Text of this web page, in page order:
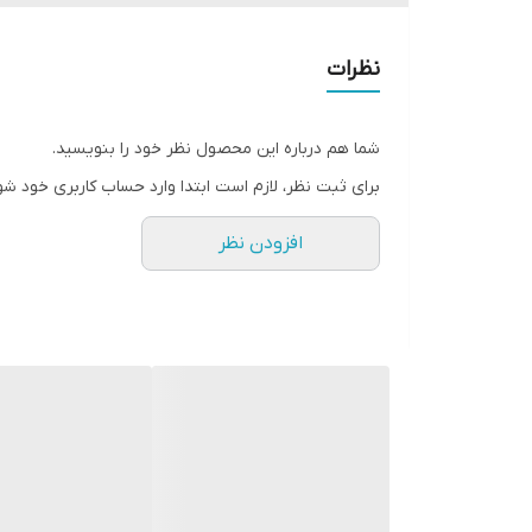
نظرات
شما هم درباره این محصول نظر خود را بنویسید.
برای ثبت نظر، لازم است ابتدا وارد حساب کاربری خود
افزودن نظر